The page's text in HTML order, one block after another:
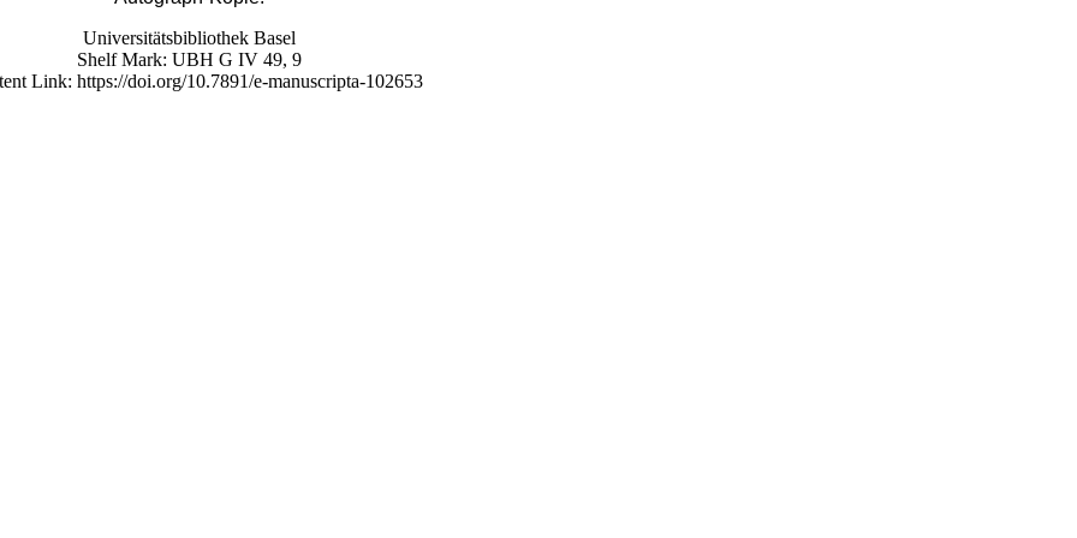
Universitätsbibliothek Basel
Shelf Mark: UBH G IV 49, 9
Link: https://doi.org/10.7891/e-manuscripta-102653